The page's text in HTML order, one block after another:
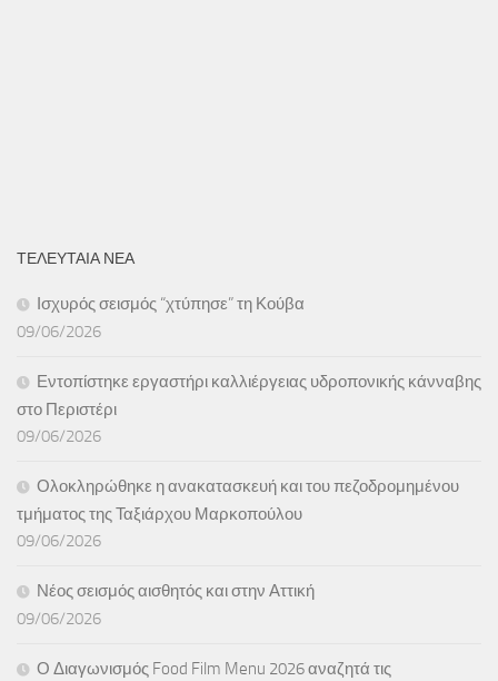
ΤΕΛΕΥΤΑΙΑ ΝΕΑ
Ισχυρός σεισμός “χτύπησε” τη Κούβα
09/06/2026
Εντοπίστηκε εργαστήρι καλλιέργειας υδροπονικής κάνναβης
στο Περιστέρι
09/06/2026
Ολοκληρώθηκε η ανακατασκευή και του πεζοδρομημένου
τμήματος της Ταξιάρχου Μαρκοπούλου
09/06/2026
Νέος σεισμός αισθητός και στην Αττική
09/06/2026
Ο Διαγωνισμός Food Film Menu 2026 αναζητά τις